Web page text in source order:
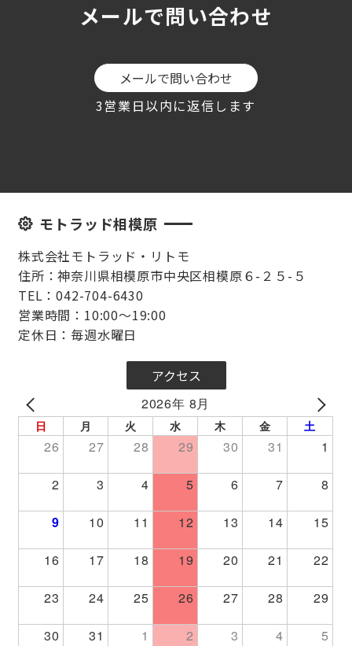
メールで問い合わせ
メールで問い合わせ
3営業日以内に返信します
モトラッド相模原
株式会社モトラッド・リトモ
住所：神奈川県相模原市中央区相模原６-２５-５
TEL：042-704-6430
営業時間：10:00～19:00
定休日：毎週水曜日
アクセス
2026年 8月
日 月 火 水 木 金 土
26 27 28 29 30 31 1
2 3 4 5 6 7 8
9 10 11 12 13 14 15
16 17 18 19 20 21 22
23 24 25 26 27 28 29
30 31 1 2 3 4 5